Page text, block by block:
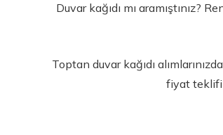
Duvar kağıdı mı aramıştınız?
Toptan duvar kağıdı
fiyat teklifi